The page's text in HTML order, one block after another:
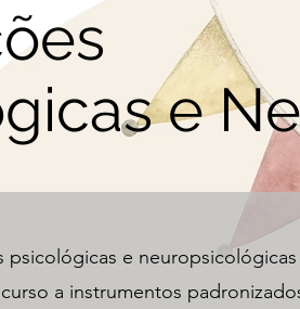
e
psicológicas e
a instrumentos